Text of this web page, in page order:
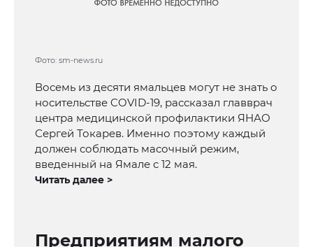
Фото: sm-news.ru
Восемь из десяти ямальцев могут не знать о
носительстве COVID-19, рассказал главврач
центра медицинской профилактики ЯНАО
Сергей Токарев. Именно поэтому каждый
должен соблюдать масочный режим,
введенный на Ямале с 12 мая.
Читать далее >
Предприятиям малого